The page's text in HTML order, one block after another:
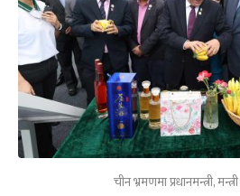
चीन भ्रमणमा प्रधानमन्त्री,